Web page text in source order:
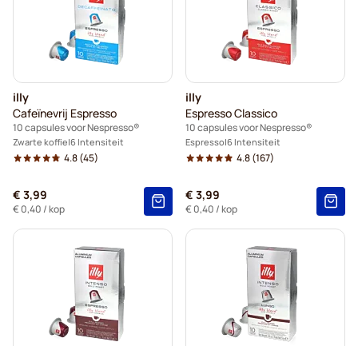
illy
Cafeïnevrij Espresso
10 capsules voor Nespresso®
Zwarte koffie 6 Intensiteit
4.8(45)
€ 3,99
€ 0,40 / kop
illy
Espresso Classico
10 capsules voor Nespresso®
Espresso 6 Intensiteit
4.8(167)
€ 3,99
€ 0,40 / kop